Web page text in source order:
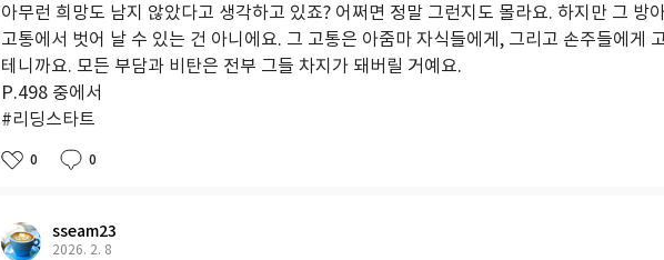
는 아버지의 믿음, 내 아들이 죽게 된 건 다른 이들 탓이라는 부모의 믿음, 우리 아버진 절대 그럴 분
의 믿음, 내 남편이 나를 버릴 리 없다는 아내의 믿음 등 가족에 대한 굳건한 신뢰와 예기치 못한 환
복적으로 등장한다. 한 사람의 세계 전체가 흔들리고 뒤집어지기도 하는 이러한 가족 이야기를, 작
넘치는 필력으로 탁월하게 구성해낸 《디 아더 와이프》는, 때로 그 자체로 미스터리와도 같지만
할 가족의 가치를 역설적으로 돌아보게 하는, 이 시대의 의미심장한 미스터리다.
아무런 희망도 남지 않았다고 생각하고 있죠? 어쩌면 정말 그런지도 몰라요. 하지만 그 방
고통에서 벗어 날 수 있는 건 아니에요. 그 고통은 아줌마 자식들에게, 그리고 손주들에게
테니까요. 모든 부담과 비탄은 전부 그들 차지가 돼버릴 거예요.
P.498 중에서
#리딩스타트
0 0
sseam23
2026. 2. 8